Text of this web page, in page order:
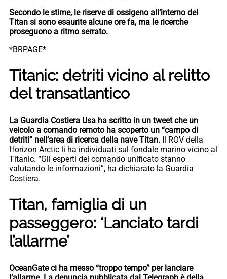
Secondo le stime, le riserve di ossigeno all’interno del
Titan si sono esaurite alcune ore fa, ma le ricerche
proseguono a ritmo serrato.
*BRPAGE*
Titanic: detriti vicino al relitto
del transatlantico
La Guardia Costiera Usa ha scritto in un tweet che un
veicolo a comando remoto ha scoperto un “campo di
detriti” nell’area di ricerca della nave Titan. Il ROV della
Horizon Arctic li ha individuati sul fondale marino vicino al
Titanic. “Gli esperti del comando unificato stanno
valutando le informazioni”, ha dichiarato la Guardia
Costiera.
Titan, famiglia di un
passeggero: ‘Lanciato tardi
l’allarme’
OceanGate ci ha messo “troppo tempo” per lanciare